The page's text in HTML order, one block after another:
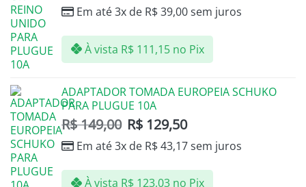
Em até 3x de R$39,00sem juros
À vista R$111,15 no Pix
ADAPTADOR TOMADA EUROPEIA SCHUKO
PARA PLUGUE 10A
R$149,00 R$ 129,50
Em até 3x de R$43,17sem juros
À vista R$123,03 no Pix